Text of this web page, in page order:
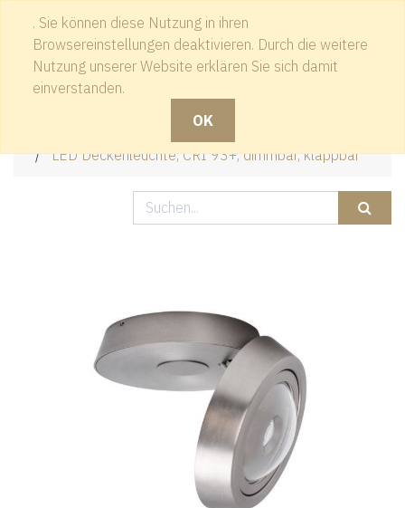
. Sie können diese Nutzung in ihren
Browsereinstellungen deaktivieren. Durch die weitere
Nutzung unserer Website erklären Sie sich damit
einverstanden.
OK
Kontakt
LED Deckenleuchte, CRI 93+, dimmbar, klappbar